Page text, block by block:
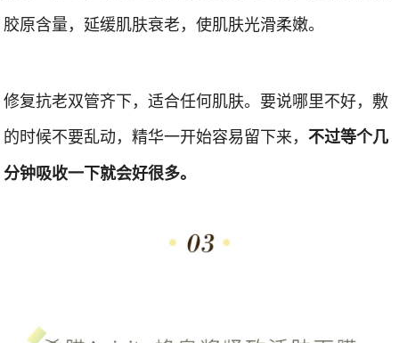
胶原含量，延缓肌肤衰老，使肌肤光滑柔嫩。
修复抗老双管齐下，适合任何肌肤。要说哪里不好，敷
的时候不要乱动，精华一开始容易留下来，不过等个几
分钟吸收一下就会好很多。